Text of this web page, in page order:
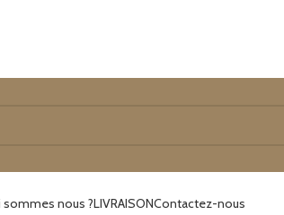
sommes nous ?LIVRAISONContactez-nous